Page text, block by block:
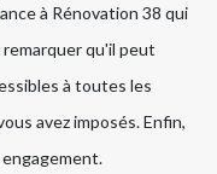
à Rénovation 38 qui
qu'il peut
à toutes les
avez imposés. Enfin,